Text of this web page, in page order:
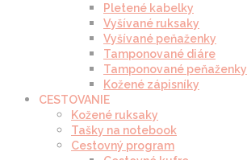
Pletené kabelky
Vyšívané ruksaky
Vyšívané peňaženky
Tamponované diáre
Tamponované peňaženky
Kožené zápisníky
CESTOVANIE
Kožené ruksaky
Tašky na notebook
Cestovný program